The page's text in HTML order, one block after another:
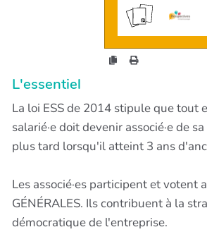
L'essentiel
La loi ESS de 2014 stipule que tout
salarié·e doit devenir associé·e de
plus tard lorsqu'il atteint 3 ans
Les associé·es participent et votent
GÉNÉRALES. Ils contribuent à la
démocratique de l'entreprise.